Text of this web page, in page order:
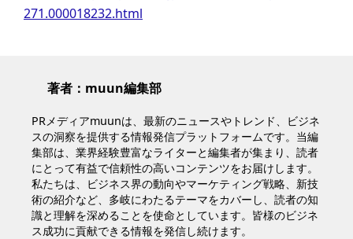
271.000018232.html
著者：muun編集部
PRメディアmuunは、最新のニュースやトレンド、ビジネ
スの洞察を提供する情報発信プラットフォームです。当編
集部は、業界経験豊富なライターと編集者が集まり、読者
にとって有益で信頼性の高いコンテンツをお届けします。
私たちは、ビジネス界の動向やマーケティング戦略、新技
術の紹介など、多岐にわたるテーマをカバーし、読者の知
識と理解を深めることを使命としています。皆様のビジネ
ス成功に貢献できる情報を発信し続けます。